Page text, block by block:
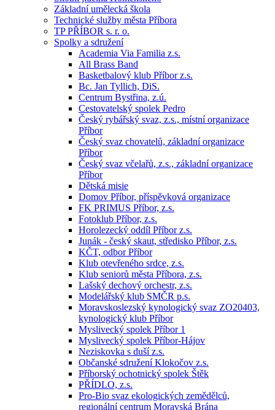
Základní umělecká škola
Technické služby města Příbora
TP PŘÍBOR s. r. o.
Spolky a sdružení
Academia Via Familia z.s.
All Brass Band
Basketbalový klub Příbor z.s.
Bc. Jan Tyllich, DiS.
Centrum Bystřina, z.ú.
Cestovatelský spolek Pedro
Český rybářský svaz, z.s., místní organizace
Příbor
Český svaz chovatelů, základní organizace
Příbor
Český svaz včelařů, z.s., základní organizace
Příbor
Dětská misie
Domov Příbor, příspěvková organizace
FK PRIMUS Příbor, z.s.
Fotoklub Příbor, z.s.
Horolezecký oddíl Příbor z.s.
Junák - český skaut, středisko Příbor, z.s.
KČT, odbor Příbor
Klub otevřeného srdce, z.s.
Klub seniorů města Příbora, z.s.
Lašský dechový orchestr, z.s.
Modelářský klub SMČR p.s.
Moravskoslezský kynologický svaz ZO20403,
kynologický klub Příbor
Myslivecký spolek Příbor 1
Myslivecký spolek Příbor-Hájov
Neziskovka s duší z.s.
Občanské sdružení Klokočov z.s.
Příborský ochotnický spolek Štěk
PŘÍDLO, z.s.
Pro-Bio svaz ekologických zemědělců,
regionální centrum Moravská Brána